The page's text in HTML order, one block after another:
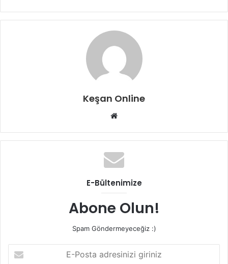
Keşan Online
Web
E-Bültenimize
Abone Olun!
Spam Göndermeyeceğiz :)
Posta